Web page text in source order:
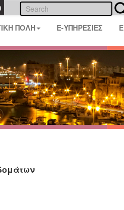
ΠΟΛΗ E-ΥΠΗΡΕΣΙΕΣ